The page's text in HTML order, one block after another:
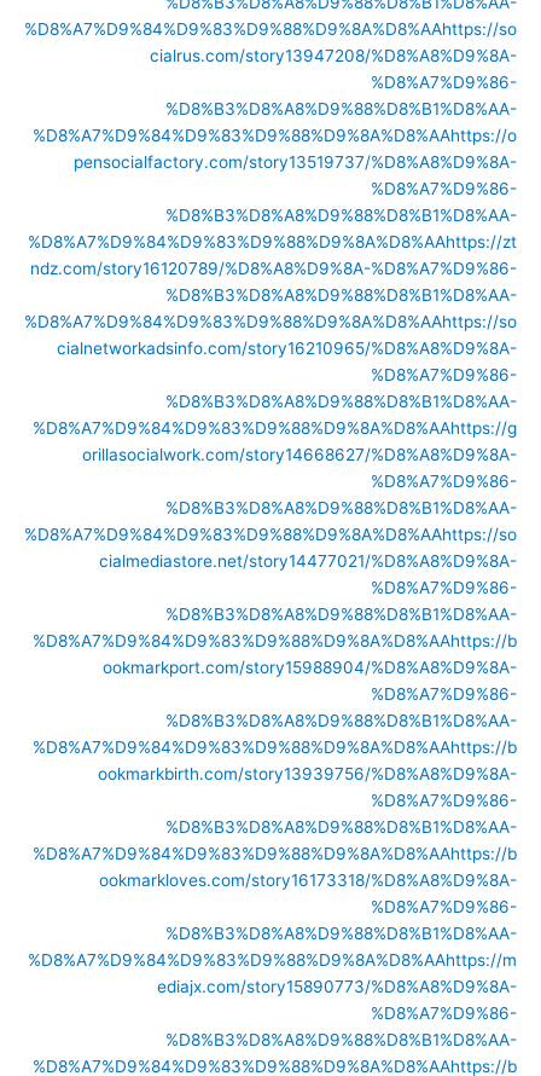
%D8%A7%D9%84%D9%83%D9%88%D9%8A%D8%AAhttps://so
cialrus.com/story13947208/%D8%A8%D9%8A-
%D8%A7%D9%86-
%D8%B3%D8%A8%D9%88%D8%B1%D8%AA-
%D8%A7%D9%84%D9%83%D9%88%D9%8A%D8%AAhttps://o
pensocialfactory.com/story13519737/%D8%A8%D9%8A-
%D8%A7%D9%86-
%D8%B3%D8%A8%D9%88%D8%B1%D8%AA-
%D8%A7%D9%84%D9%83%D9%88%D9%8A%D8%AAhttps://zt
ndz.com/story16120789/%D8%A8%D9%8A-%D8%A7%D9%86-
%D8%B3%D8%A8%D9%88%D8%B1%D8%AA-
%D8%A7%D9%84%D9%83%D9%88%D9%8A%D8%AAhttps://so
cialnetworkadsinfo.com/story16210965/%D8%A8%D9%8A-
%D8%A7%D9%86-
%D8%B3%D8%A8%D9%88%D8%B1%D8%AA-
%D8%A7%D9%84%D9%83%D9%88%D9%8A%D8%AAhttps://g
orillasocialwork.com/story14668627/%D8%A8%D9%8A-
%D8%A7%D9%86-
%D8%B3%D8%A8%D9%88%D8%B1%D8%AA-
%D8%A7%D9%84%D9%83%D9%88%D9%8A%D8%AAhttps://so
cialmediastore.net/story14477021/%D8%A8%D9%8A-
%D8%A7%D9%86-
%D8%B3%D8%A8%D9%88%D8%B1%D8%AA-
%D8%A7%D9%84%D9%83%D9%88%D9%8A%D8%AAhttps://b
ookmarkport.com/story15988904/%D8%A8%D9%8A-
%D8%A7%D9%86-
%D8%B3%D8%A8%D9%88%D8%B1%D8%AA-
%D8%A7%D9%84%D9%83%D9%88%D9%8A%D8%AAhttps://b
ookmarkbirth.com/story13939756/%D8%A8%D9%8A-
%D8%A7%D9%86-
%D8%B3%D8%A8%D9%88%D8%B1%D8%AA-
%D8%A7%D9%84%D9%83%D9%88%D9%8A%D8%AAhttps://b
ookmarkloves.com/story16173318/%D8%A8%D9%8A-
%D8%A7%D9%86-
%D8%B3%D8%A8%D9%88%D8%B1%D8%AA-
%D8%A7%D9%84%D9%83%D9%88%D9%8A%D8%AAhttps://m
ediajx.com/story15890773/%D8%A8%D9%8A-
%D8%A7%D9%86-
%D8%B3%D8%A8%D9%88%D8%B1%D8%AA-
%D8%A7%D9%84%D9%83%D9%88%D9%8A%D8%AAhttps://b